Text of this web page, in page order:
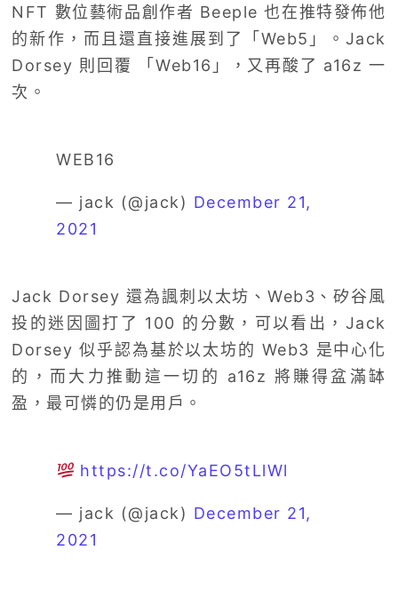
NFT 數位藝術品創作者 Beeple 也在推特發佈他
的新作，而且還直接進展到了「Web5」。Jack
Dorsey 則回覆 「Web16」，又再酸了 a16z 一
次。
WEB16
— jack (@jack) December 21,
2021
Jack Dorsey 還為諷刺以太坊、Web3、矽谷風
投的迷因圖打了 100 的分數，可以看出，Jack
Dorsey 似乎認為基於以太坊的 Web3 是中心化
的，而大力推動這一切的 a16z 將賺得盆滿缽
盈，最可憐的仍是用戶。
https://t.co/YaEO5tLlWl
— jack (@jack) December 21,
2021